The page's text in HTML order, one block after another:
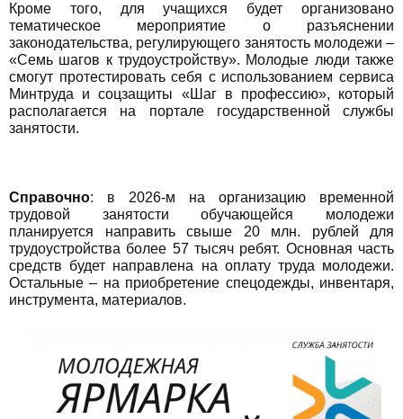
Кроме того, для учащихся будет организовано
тематическое мероприятие о разъяснении
законодательства, регулирующего занятость молодежи –
«Семь шагов к трудоустройству». Молодые люди также
смогут протестировать себя с использованием сервиса
Минтруда и соцзащиты «Шаг в профессию», который
располагается на портале государственной службы
занятости.
Справочно: в 2026-м на организацию временной
трудовой занятости обучающейся молодежи
планируется направить свыше 20 млн. рублей для
трудоустройства более 57 тысяч ребят. Основная часть
средств будет направлена на оплату труда молодежи.
Остальные – на приобретение спецодежды, инвентаря,
инструмента, материалов.